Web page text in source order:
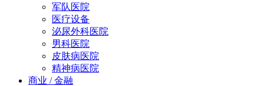
军队医院
医疗设备
泌尿外科医院
男科医院
皮肤病医院
精神病医院
商业 / 金融